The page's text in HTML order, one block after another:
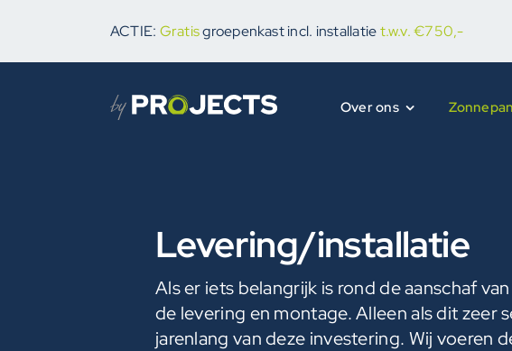
ACTIE: Gratisgroepenkast incl. installatiet.w.v. €750,-
Over ons
Levering/installatie
Als er iets belangrijk is rond de aanschaf
de levering en montage. Alleen als dit zeer
jarenlang van deze investering. Wij voeren